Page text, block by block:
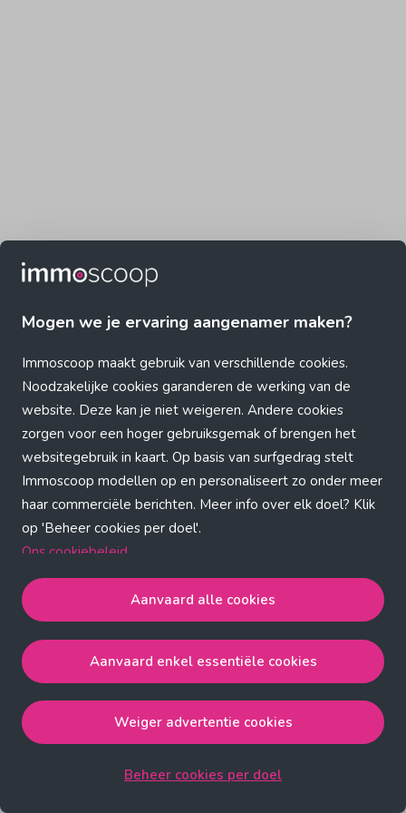
Mogen we je ervaring aangenamer maken?
Immoscoop maakt gebruik van verschillende cookies.
Noodzakelijke cookies garanderen de werking van de
website. Deze kan je niet weigeren. Andere cookies
zorgen voor een hoger gebruiksgemak of brengen het
websitegebruik in kaart. Op basis van surfgedrag stelt
Immoscoop modellen op en personaliseert zo onder meer
haar commerciële berichten. Meer info over elk doel? Klik
op 'Beheer cookies per doel'.
Ons cookiebeleid
Aanvaard alle cookiesgaat akkoord met de strict
noodzakelijke, analytische, functionele en advertentie
cookies.
de strict noodzakelijke cookies.
Weiger advertentie cookiesgaat akkoord met de strict
Aanvaard alle cookies
Aanvaard enkel essentiële cookies
Weiger advertentie cookies
Beheer cookies per doel
Application error: a client-side exception has occurred (see the
browser console for more information)